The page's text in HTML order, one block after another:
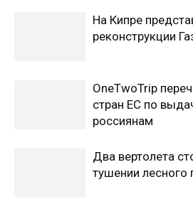
На Кипре
реконструкции
OneTwoTrip
стран ЕС по
россиянам
Два вертолета
тушении лесного